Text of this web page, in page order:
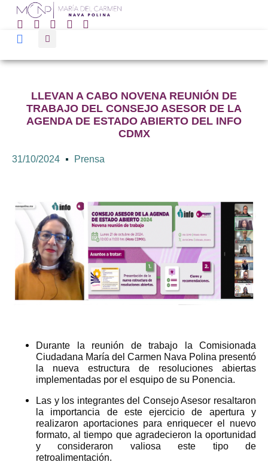
LLEVAN A CABO NOVENA REUNIÓN DE
TRABAJO DEL CONSEJO ASESOR DE LA
AGENDA DE ESTADO ABIERTO DEL INFO
CDMX
31/10/2024 Prensa
Durante la reunión de trabajo la Comisionada
Ciudadana María del Carmen Nava Polina presentó
la nueva estructura de resoluciones abiertas
implementadas por el esquipo de su Ponencia.
Las y los integrantes del Consejo Asesor resaltaron
la importancia de este ejercicio de apertura y
realizaron aportaciones para enriquecer el nuevo
formato, al tiempo que agradecieron la oportunidad
y consideraron valiosa este tipo de
retroalimentación.